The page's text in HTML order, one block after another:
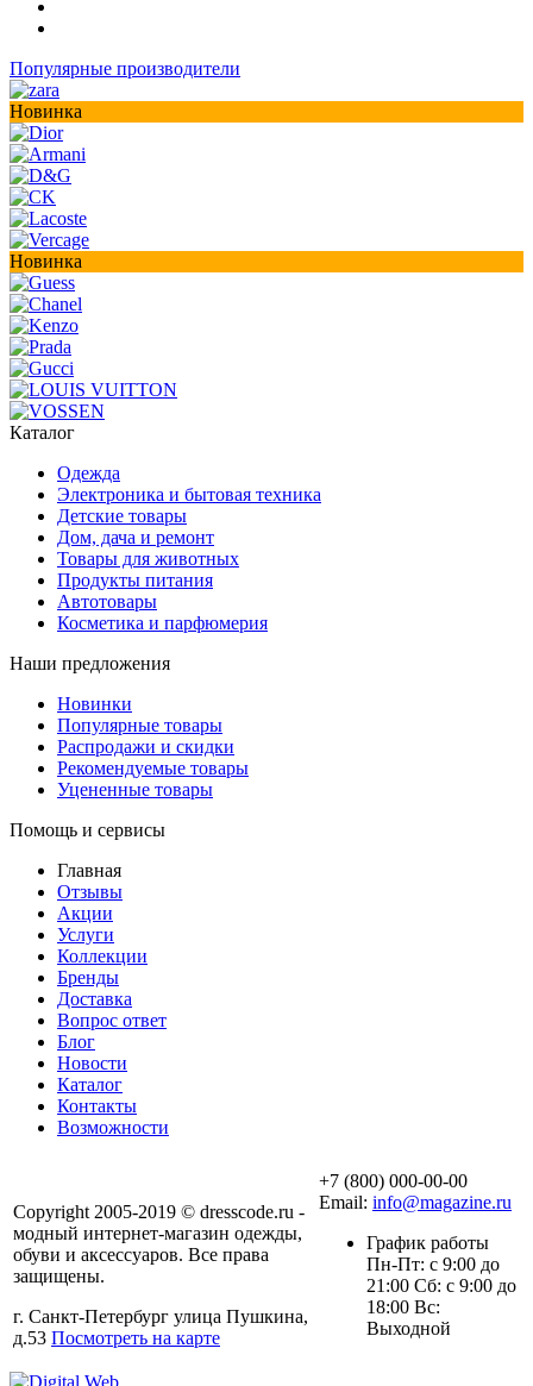
Популярные производители
Новинка
Новинка
Каталог
Одежда
Электроника и бытовая техника
Детские товары
Дом, дача и ремонт
Товары для животных
Продукты питания
Автотовары
Косметика и парфюмерия
Наши предложения
Новинки
Популярные товары
Распродажи и скидки
Рекомендуемые товары
Уцененные товары
Помощь и сервисы
Главная
Отзывы
Акции
Услуги
Коллекции
Бренды
Доставка
Вопрос ответ
Блог
Новости
Каталог
Контакты
Возможности
Copyright 2005-2019 © dresscode.ru -
модный интернет-магазин одежды,
обуви и аксессуаров. Все права
защищены.
г. Санкт-Петербург улица Пушкина,
д.53 Посмотреть на карте
+7 (800) 000-00-00
Email: info@magazine.ru
График работы
Пн-Пт: с 9:00 до
21:00 Сб: с 9:00 до
18:00 Вс:
Выходной